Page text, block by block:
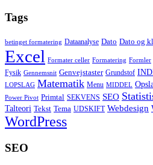
Tags
betinget formatering Dataanalyse Dato Dato og
Excel Formater celler Formatering Formler
Fysik Gennemsnit Genvejstaster Grundstof
LOPSLAG Matematik Menu MIDDEL
Power Pivot Primtal SEKVENS SEO
Talteori Tekst Tema UDSKIFT Webdesign
WordPress
SEO